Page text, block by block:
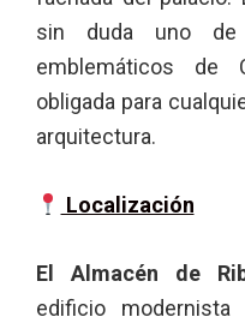
sin duda uno de
emblemáticos de
obligada para
arquitectura.
Localización
El Almacén de
edificio